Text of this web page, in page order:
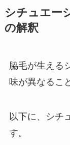
シチュエー
の解釈
脇毛が生える
味が異なるこ
以下に、シチ
す。